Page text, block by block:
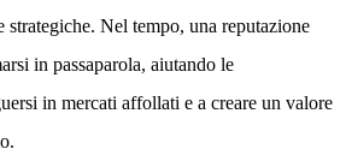
strategiche. Nel tempo, una reputazione
in passaparola, aiutando le
in mercati affollati e a creare un valore